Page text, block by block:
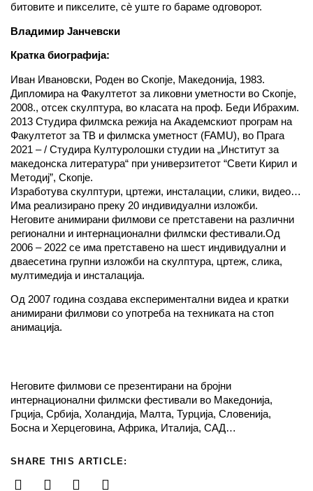
битовите и пикселите, сѐ уште го бараме одговорот.
Владимир Јанчевски
Кратка биографија:
Иван Ивановски, Роден во Скопје, Македонија, 1983.
Дипломира на Факултетот за ликовни уметности во Скопје,
2008., отсек скулптура, во класата на проф. Беди Ибрахим.
2013 Студира филмска режија на Академскиот програм на
Факултетот за ТВ и филмскa уметност (FAMU), во Прага
2021 – / Студира Културолошки студии на „Институт за
македонска литература“ при универзитетот “Свети Кирил и
Методиј”, Скопје.
Изработува скулптури, цртежи, инсталации, слики, видео…
Има реализирано преку 20 индивидуални изложби.
Неговите анимирани филмови се претставени на различни
регионални и интернационални филмски фестивали.Од
2006 – 2022 се има претставено на шест индивидуални и
дваесетина групни изложби на скулптура, цртеж, слика,
мултимедија и инсталација.
Од 2007 година создава експериментални видеа и кратки
анимирани филмови со употреба на техниката на стоп
анимација.
Неговите филмови се презентирани на бројни
интернационални филмски фестивали во Македонија,
Грција, Србија, Холандија, Малта, Турција, Словенија,
Босна и Херцеговина, Африка, Италија, САД…
SHARE THIS ARTICLE: